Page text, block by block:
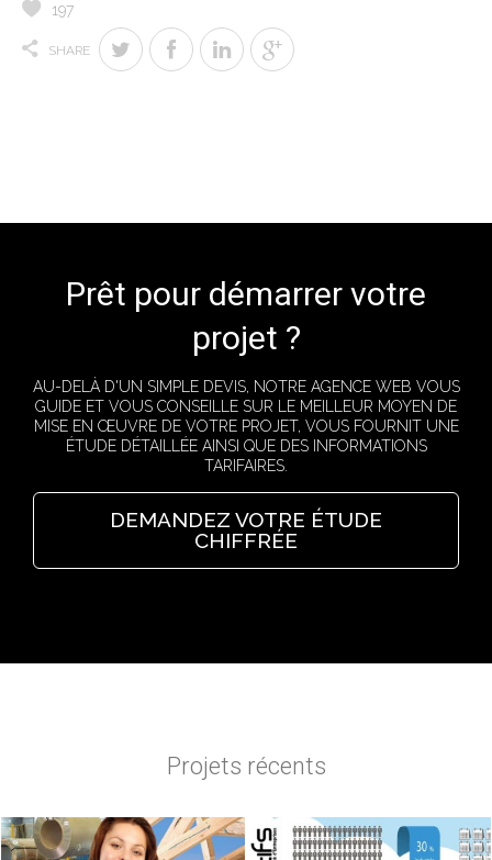
197
SHARE
Prêt pour démarrer votre
projet ?
AU-DELÀ D'UN SIMPLE DEVIS, NOTRE AGENCE WEB VOUS
GUIDE ET VOUS CONSEILLE SUR LE MEILLEUR MOYEN DE
MISE EN ŒUVRE DE VOTRE PROJET, VOUS FOURNIT UNE
ÉTUDE DÉTAILLÉE AINSI QUE DES INFORMATIONS
TARIFAIRES.
DEMANDEZ VOTRE ÉTUDE
CHIFFRÉE
Projets récents